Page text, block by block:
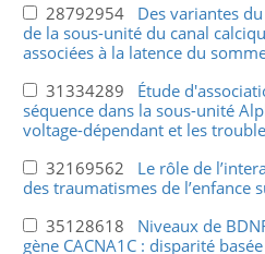
28792954 Des variantes
de la sous-unité du canal
associées à la latence du
31334289 Étude
séquence dans la sous-unité
voltage-dépendant et les
32169562 Le rôle de
des traumatismes de l’enfance
35128618 Niveaux de
gène CACNA1C : disparité